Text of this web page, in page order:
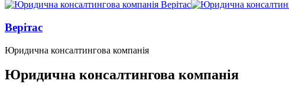
Верітас
Юридична консалтингова компанія
Юридична консалтингова компанія